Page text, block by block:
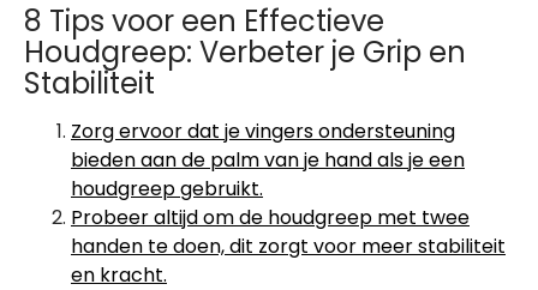
8 Tips voor een Effectieve
Houdgreep: Verbeter je Grip en
Stabiliteit
Zorg ervoor dat je vingers ondersteuning
bieden aan de palm van je hand als je een
houdgreep gebruikt.
Probeer altijd om de houdgreep met twee
handen te doen, dit zorgt voor meer stabiliteit
en kracht.